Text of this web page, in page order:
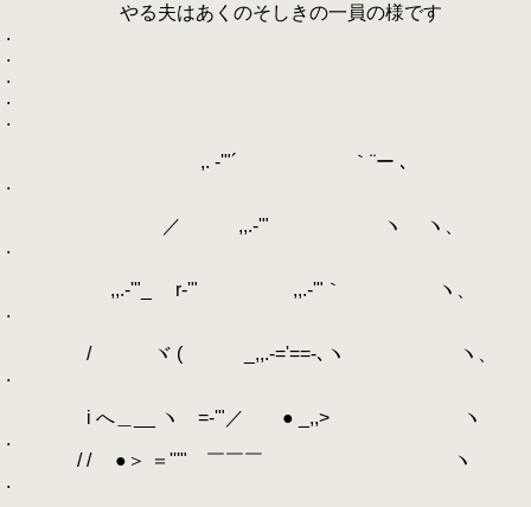
やる夫はあくのそしきの一員の様です
.
.
.
.
.
,. -'"´ ｀¨ー ､
.
／ ,,.-'" ヽ ヽ、
.
,,.-'"_ r‐'" ,,.-'"｀ ヽ、
.
/ ヾ ( _,,.-='==-､ヽ ヽ、
.
i へ＿__ ヽゝ=-'"／ ● _,,> ヽ
.
/ / ●＞ ＝'''" ￣￣￣ ヽ
.